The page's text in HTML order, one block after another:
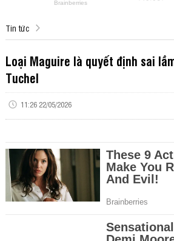
Tin tức
Loại Maguire là quyết định sai
Tuchel
11:26 22/05/2026